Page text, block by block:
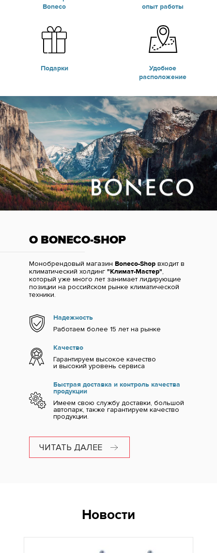
Boneco
опыт работы
Подарки
Удобное
расположение
О BONECO-SHOP
Монобрендовый магазин Boneco-Shop входит в
климатический холдинг "Климат-Мастер",
который уже много лет занимает лидирующие
позиции на российском рынке климатической
техники.
Надежность
Работаем более 15 лет на рынке
Качество
Гарантируем высокое качество
и высокий уровень сервиса
Быстрая доставка и контроль качества
продукции
Имеем свою службу доставки, большой
автопарк, также гарантируем качество
продукции.
ЧИТАТЬ ДАЛЕЕ
Новости